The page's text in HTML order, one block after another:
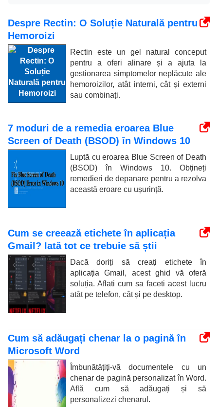
Despre Rectin: O Soluție Naturală pentru
Hemoroizi
Rectin este un gel natural conceput
pentru a oferi alinare și a ajuta la
gestionarea simptomelor neplăcute ale
hemoroizilor, atât interni, cât și externi
sau combinați.
7 moduri de a remedia eroarea Blue
Screen of Death (BSOD) în Windows 10
Luptă cu eroarea Blue Screen of Death
(BSOD) în Windows 10. Obțineți
remedieri de depanare pentru a rezolva
această eroare cu ușurință.
Cum se creează etichete în aplicația
Gmail? Iată tot ce trebuie să știi
Dacă doriți să creați etichete în
aplicația Gmail, acest ghid vă oferă
soluția. Aflati cum sa faceti acest lucru
atât pe telefon, cât și pe desktop.
Cum să adăugați chenar la o pagină în
Microsoft Word
Îmbunătățiți-vă documentele cu un
chenar de pagină personalizat în Word.
Află cum să adăugați și să
personalizezi chenarul.